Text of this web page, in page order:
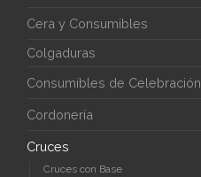
Cera y Consumibles
Colgaduras
Consumibles de Celebración
Cordonería
Cruces
Cruces con Base